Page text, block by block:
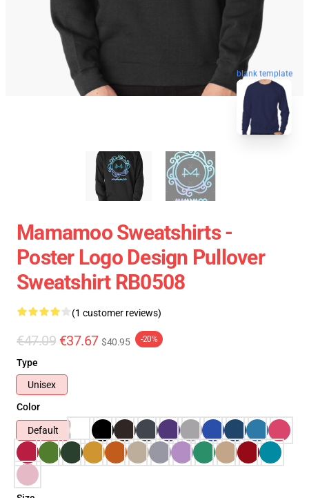
blank template
Mamamoo Sweatshirts -
Poster Logo Design Pullover
Sweatshirt RB0508
(1 customer reviews)
€47.09 €37.67 $40.95 -20%
Type
Unisex
Color
Default